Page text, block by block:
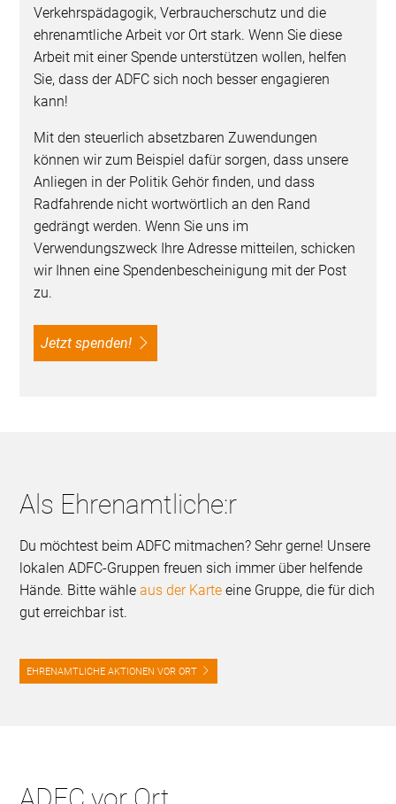
Verkehrspädagogik, Verbraucherschutz und die
ehrenamtliche Arbeit vor Ort stark. Wenn Sie diese
Arbeit mit einer Spende unterstützen wollen, helfen
Sie, dass der ADFC sich noch besser engagieren
kann!
Mit den steuerlich absetzbaren Zuwendungen
können wir zum Beispiel dafür sorgen, dass unsere
Anliegen in der Politik Gehör finden, und dass
Radfahrende nicht wortwörtlich an den Rand
gedrängt werden. Wenn Sie uns im
Verwendungszweck Ihre Adresse mitteilen, schicken
wir Ihnen eine Spendenbescheinigung mit der Post
zu.
Jetzt spenden!
Als Ehrenamtliche:r
Du möchtest beim ADFC mitmachen? Sehr gerne! Unsere
lokalen ADFC-Gruppen freuen sich immer über helfende
Hände. Bitte wähleaus der Karte eine Gruppe, die für dich
gut erreichbar ist.
EHRENAMTLICHE AKTIONEN VOR ORT